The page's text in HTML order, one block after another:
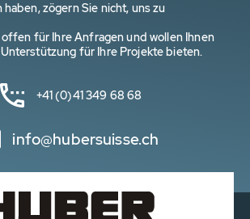
haben, zögern Sie nicht, uns zu
für Ihre Anfragen und wollen Ihnen
für Ihre Projekte bieten.
+41 (0)41 349 68 68
info@hubersuisse.ch